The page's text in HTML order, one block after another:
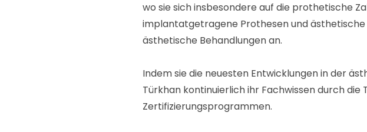
wo sie sich insbesondere auf die prothetische
implantatgetragene Prothesen und
ästhetische Behandlungen an.
Indem sie die neuesten Entwicklungen in der
Türkhan kontinuierlich ihr Fachwissen durch
Zertifizierungsprogrammen.